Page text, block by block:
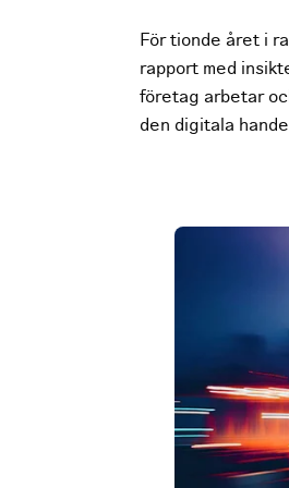
För tionde året i
rapport med
företag arbetar
den digitala